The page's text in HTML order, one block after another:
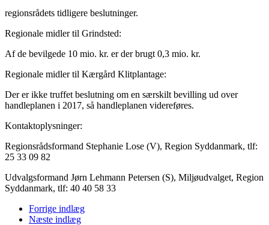
regionsrådets tidligere beslutninger.
Regionale midler til Grindsted:
Af de bevilgede 10 mio. kr. er der brugt 0,3 mio. kr.
Regionale midler til Kærgård Klitplantage:
Der er ikke truffet beslutning om en særskilt bevilling ud over
handleplanen i 2017, så handleplanen videreføres.
Kontaktoplysninger:
Regionsrådsformand Stephanie Lose (V), Region Syddanmark, tlf:
25 33 09 82
Udvalgsformand Jørn Lehmann Petersen (S), Miljøudvalget, Region
Syddanmark, tlf: 40 40 58 33
Forrige indlæg
Næste indlæg